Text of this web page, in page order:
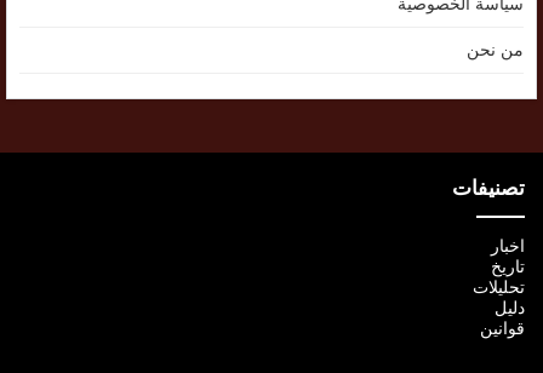
سياسة الخصوصية
من نحن
تصنيفات
اخبار
تاريخ
تحليلات
دليل
قوانين